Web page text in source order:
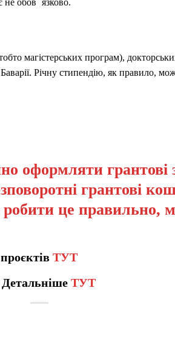
магістерських програм),
Річну стипендію, як правило,
оформляти грантові
грантові
це правильно,
ТУТ
ТУТ